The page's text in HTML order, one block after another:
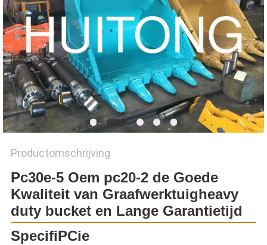
Productomschrijving
Pc30e-5 Oem pc20-2 de Goede
Kwaliteit van Graafwerktuigheavy
duty bucket en Lange Garantietijd
SpecifiPCie